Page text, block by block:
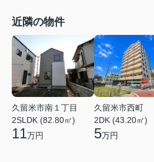
近隣の物件
久留米市南１丁目
2SLDK (82.80㎡)
11万円
久留米市西町
2DK (43.20㎡)
5万円